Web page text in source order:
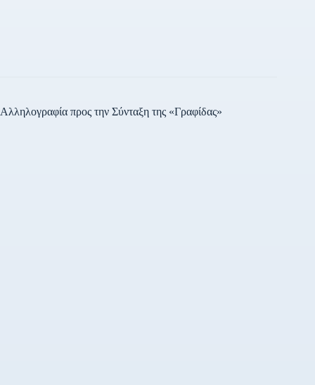
Αλληλογραφία προς την Σύνταξη της «Γραφίδας»